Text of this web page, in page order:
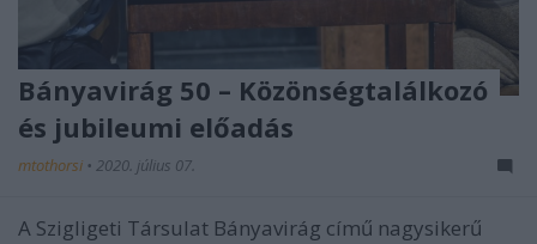
Bányavirág 50 – Közönségtalálkozó
és jubileumi előadás
mtothorsi • 2020. július 07.
A Szigligeti Társulat Bányavirág című nagysikerű